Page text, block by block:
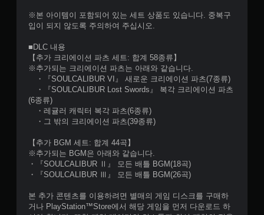
※본 아이템이 포함되어 있는 세트 상품도 있습니다. 중복구
입이 되지 않도록 주의하여 주십시오.
■DLC 내용
【추가 크리에이션 파츠 세트: 합계 58종류】
※추가되는 크리에이션 파츠는 아래와 같습니다.
・『SOULCALIBUR VI』 새로운 크리에이션 파츠(7종류)
・『SOULCALIBUR Lost Swords』 복각 크리에이션 파츠
(6종류)
・레귤러 캐릭터 복각 파츠(6종류)
・그 밖의 크리에이션 파츠(39종류)
【추가 BGM 세트: 합계 44곡】
※추가되는 BGM은 아래와 같습니다.
・『SOULCALIBUR Ⅱ』 모든 배틀 BGM(18곡)
・『SOULCALIBUR Ⅲ』 모든 배틀 BGM(26곡)
본 추가 콘텐츠를 이용하려면 별매의 게임 디스크를 구매하
거나 PlayStation™Store에서 해당 게임을 먼저 다운로드 하